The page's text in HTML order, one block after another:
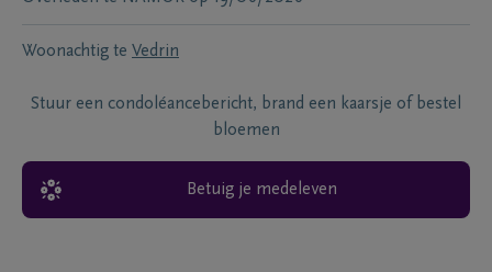
Woonachtig te Vedrin
Stuur een condoléancebericht, brand een kaarsje of bestel
bloemen
Betuig je medeleven